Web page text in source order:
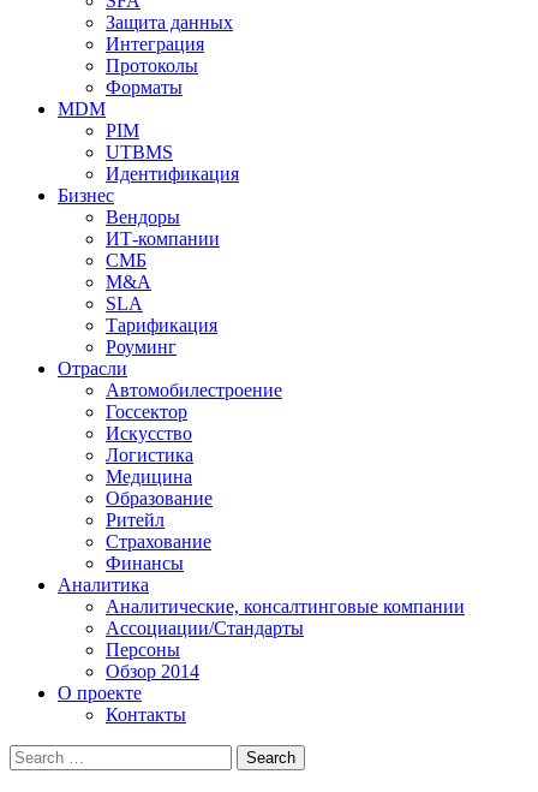
Защита данных
Интеграция
Протоколы
Форматы
MDM
PIM
UTBMS
Идентификация
Бизнес
Вендоры
ИТ-компании
СМБ
M&A
SLA
Тарификация
Роуминг
Отрасли
Автомобилестроение
Госсектор
Искусство
Логистика
Медицина
Образование
Ритейл
Страхование
Финансы
Аналитика
Аналитические, консалтинговые компании
Ассоциации/Стандарты
Персоны
Обзор 2014
О проекте
Контакты